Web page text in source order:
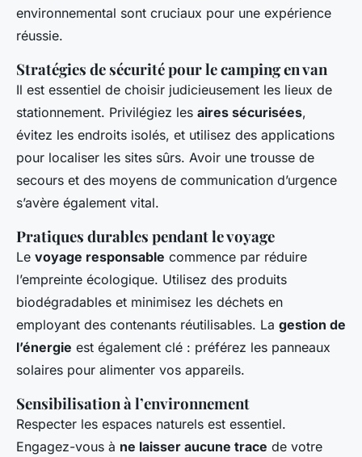
environnemental sont cruciaux pour une expérience
réussie.
Stratégies de sécurité pour le camping en van
Il est essentiel de choisir judicieusement les lieux de
stationnement. Privilégiez les aires sécurisées,
évitez les endroits isolés, et utilisez des applications
pour localiser les sites sûrs. Avoir une trousse de
secours et des moyens de communication d’urgence
s’avère également vital.
Pratiques durables pendant le voyage
Le voyage responsable commence par réduire
l’empreinte écologique. Utilisez des produits
biodégradables et minimisez les déchets en
employant des contenants réutilisables. La gestion de
l’énergie est également clé : préférez les panneaux
solaires pour alimenter vos appareils.
Sensibilisation à l’environnement
Respecter les espaces naturels est essentiel.
Engagez-vous à ne laisser aucune trace de votre